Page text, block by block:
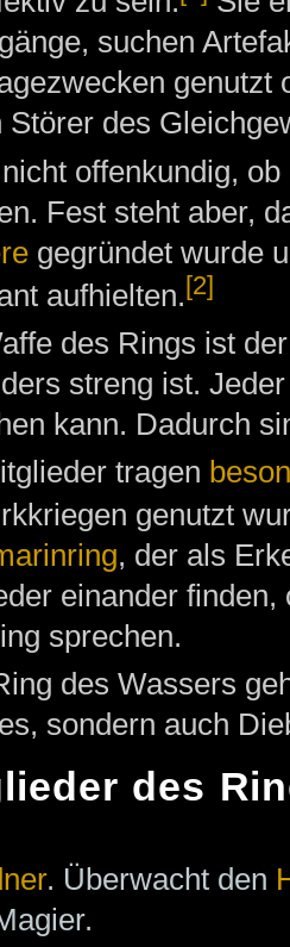
suchen
genutzt
Störer des
offenkundig,
Fest steht aber,
gegründet wurde
aufhielten.[2]
des Rings ist
streng ist.
kann. Dadurch
tragen
genutzt
, der als
einander
sprechen.
des Wassers
sondern auch
des
. Überwacht den